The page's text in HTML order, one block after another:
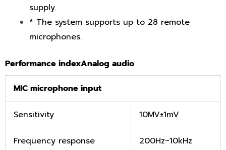
supply.
* The system supports up to 28 remote
microphones.
Performance indexAnalog audio
MIC microphone input
Sensitivity 10MV±1mV
Frequency response 200Hz~10kHz